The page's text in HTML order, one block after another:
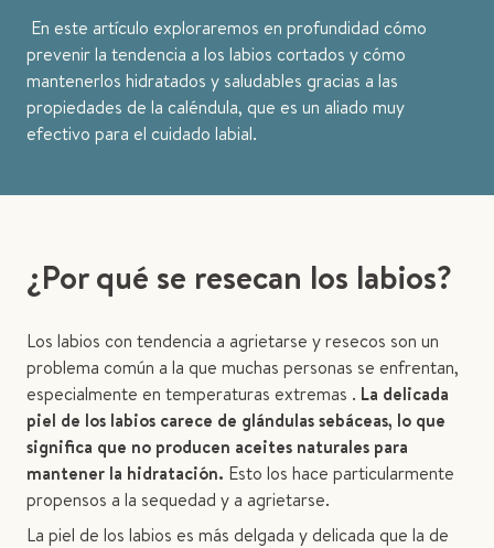
En este artículo exploraremos en profundidad cómo
prevenir la tendencia a los labios cortados y cómo
mantenerlos hidratados y saludables gracias a las
propiedades de la caléndula, que es un aliado muy
efectivo para el cuidado labial.
¿Por qué se resecan los labios?
Los labios con tendencia a agrietarse y resecos son un
problema común a la que muchas personas se enfrentan,
especialmente en temperaturas extremas . La delicada
piel de los labios carece de glándulas sebáceas, lo que
significa que no producen aceites naturales para
mantener la hidratación. Esto los hace particularmente
propensos a la sequedad y a agrietarse.
La piel de los labios es más delgada y delicada que la de